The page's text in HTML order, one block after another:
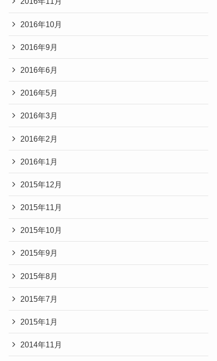
2016年10月
2016年9月
2016年6月
2016年5月
2016年3月
2016年2月
2016年1月
2015年12月
2015年11月
2015年10月
2015年9月
2015年8月
2015年7月
2015年1月
2014年11月